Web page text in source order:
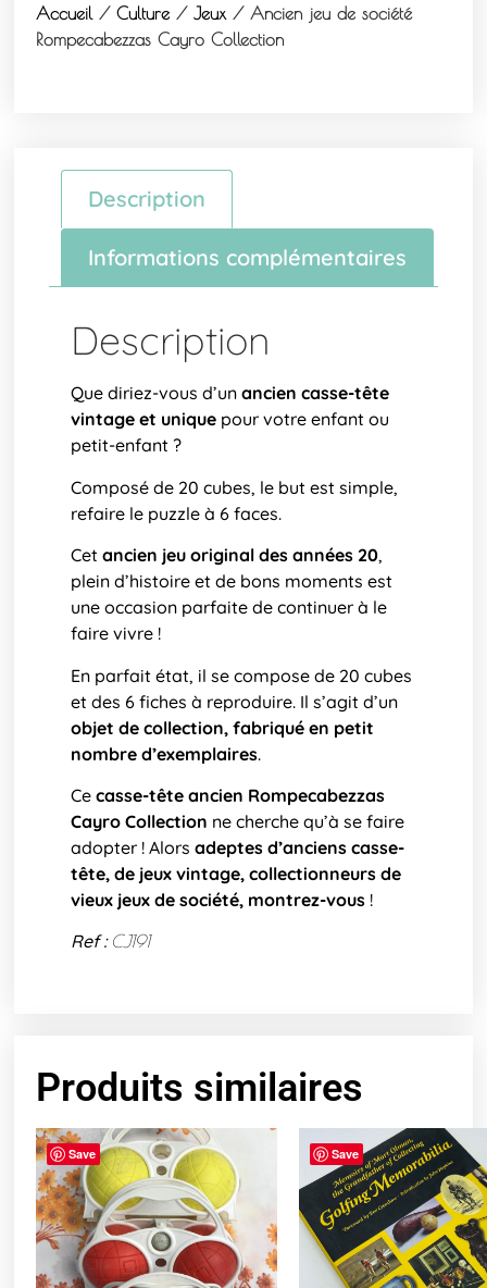
Accueil /Culture /Jeux / Ancien jeu de société
Rompecabezzas Cayro Collection
Description
Informations complémentaires
Description
Que diriez-vous d’un ancien casse-tête
vintage et uniquepour votre enfant ou
petit-enfant ?
Composé de 20 cubes, le but est simple,
refaire le puzzle à 6 faces.
Cet ancien jeu original des années 20,
plein d’histoire et de bons moments est
une occasion parfaite de continuer à le
faire vivre !
En parfait état, il se compose de 20 cubes
et des 6 fiches à reproduire. Il s’agit d’un
objet de collection, fabriqué en petit
nombre d’exemplaires.
Ce casse-tête ancien Rompecabezzas
Cayro Collection ne cherche qu’à se faire
adopter ! Alors adeptes d’anciens casse-
tête, de jeux vintage, collectionneurs de
vieux jeux de société, montrez-vous!
Ref : CJ191
Produits similaires
Save Save